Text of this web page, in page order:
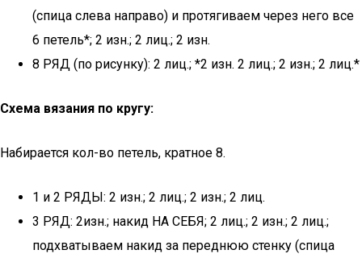
(спица слева направо) и протягиваем через него все
6 петель*; 2 изн.; 2 лиц.; 2 изн.
8 РЯД (по рисунку): 2 лиц.; *2 изн. 2 лиц.; 2 изн.; 2 лиц.*
Схема вязания по кругу:
Набирается кол-во петель, кратное 8.
1 и 2 РЯДЫ: 2 изн.; 2 лиц.; 2 изн.; 2 лиц.
3 РЯД: 2изн.; накид НА СЕБЯ; 2 лиц.; 2 изн.; 2 лиц.;
подхватываем накид за переднюю стенку (спица